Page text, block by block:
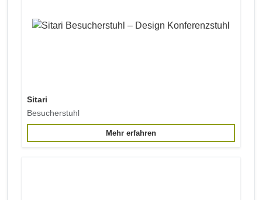
Sitari
Besucherstuhl
Mehr erfahren